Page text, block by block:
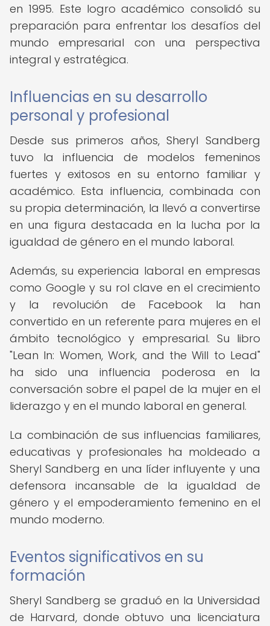
en 1995. Este logro académico consolidó su
preparación para enfrentar los desafíos del
mundo empresarial con una perspectiva
integral y estratégica.
Influencias en su desarrollo
personal y profesional
Desde sus primeros años, Sheryl Sandberg
tuvo la influencia de modelos femeninos
fuertes y exitosos en su entorno familiar y
académico. Esta influencia, combinada con
su propia determinación, la llevó a convertirse
en una figura destacada en la lucha por la
igualdad de género en el mundo laboral.
Además, su experiencia laboral en empresas
como Google y su rol clave en el crecimiento
y la revolución de Facebook la han
convertido en un referente para mujeres en el
ámbito tecnológico y empresarial. Su libro
"Lean In: Women, Work, and the Will to Lead"
ha sido una influencia poderosa en la
conversación sobre el papel de la mujer en el
liderazgo y en el mundo laboral en general.
La combinación de sus influencias familiares,
educativas y profesionales ha moldeado a
Sheryl Sandberg en una líder influyente y una
defensora incansable de la igualdad de
género y el empoderamiento femenino en el
mundo moderno.
Eventos significativos en su
formación
Sheryl Sandberg se graduó en la Universidad
de Harvard, donde obtuvo una licenciatura